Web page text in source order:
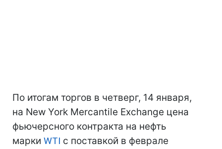
По итогам торгов в четверг, 14 января,
на New York Mercantile Exchange цена
фьючерсного контракта на нефть
марки WTI с поставкой в феврале